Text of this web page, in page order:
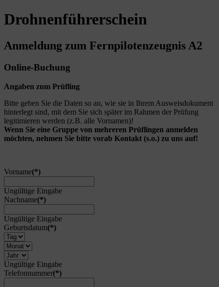
Drohnenführerschein
Anmeldung zum Fernpilotenzeugnis A2
Online-Buchung
Angaben zum Prüfling
Bitte geben Sie die Daten so an, wie sie in Ihrem Ausweisdokument
hinterlegt sind, mit dem Sie sich später im Rahmen der Prüfung
legitimieren werden (z.B. alle Vornamen)!
Wenn Sie eine Gruppe von mehreren Prüflingen anmelden
möchten, nehmen Sie bitte vorab Kontakt (s.o.) zu uns auf!
Vorname(*)
Ungültige Eingabe
Nachname(*)
Ungültige Eingabe
Geburtsdatum(*)
Ungültige Eingabe
Telefonnummer(*)